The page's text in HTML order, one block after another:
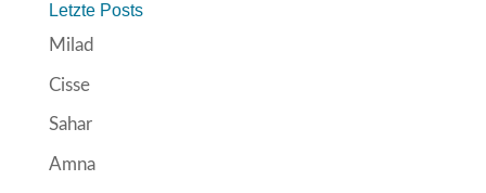
Letzte Posts
Milad
Cisse
Sahar
Amna